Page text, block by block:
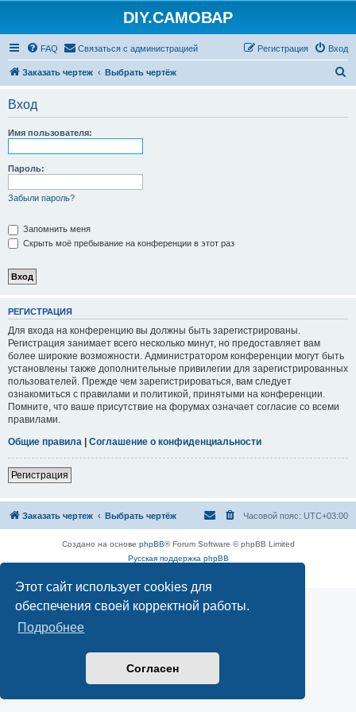
Этот сайт использует cookies для
обеспечения своей корректной работы.
Подробнее
Согласен
DIY.САМОВАР
FAQ Связаться с администрацией Вход
Регистрация
Заказать чертеж Выбрать чертёж
Вход
Имя пользователя:
Пароль:
Забыли пароль?
Запомнить меня
Скрыть моё пребывание на конференции в этот раз
РЕГИСТРАЦИЯ
Для входа на конференцию вы должны быть зарегистрированы.
Регистрация занимает всего несколько минут, но предоставляет вам
более широкие возможности. Администратором конференции могут быть
установлены также дополнительные привилегии для зарегистрированных
пользователей. Прежде чем зарегистрироваться, вам следует
ознакомиться с правилами и политикой, принятыми на конференции.
Помните, что ваше присутствие на форумах означает согласие со всеми
правилами.
Общие правила | Соглашение о конфиденциальности
Регистрация
Заказать чертеж Выбрать чертёж Часовой пояс: UTC+03:00
Создано на основе phpBB® Forum Software © phpBB Limited
Русская поддержка phpBB